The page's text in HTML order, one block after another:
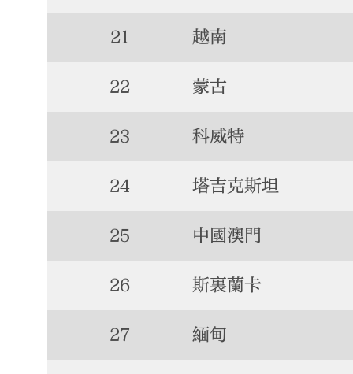
21 越南
22 蒙古
23 科威特
24 塔吉克斯坦
25 中國澳門
26 斯裏蘭卡
27 緬甸